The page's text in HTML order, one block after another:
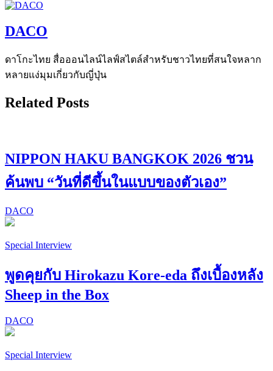
DACO
ดาโกะไทย สื่อออนไลน์ไลฟ์สไตล์สำหรับชาวไทยที่สนใจหลาก
หลายแง่มุมเกี่ยวกับญี่ปุ่น
Related Posts
NIPPON HAKU BANGKOK 2026 ชวน
ค้นพบ “วันที่ดีขึ้นในแบบของตัวเอง”
DACO
Special Interview
พูดคุยกับ Hirokazu Kore-eda ถึงเบื้องหลัง
Sheep in the Box
DACO
Special Interview